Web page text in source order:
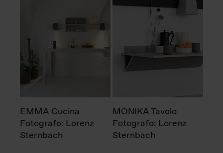
EMMA Cucina
Fotografo: Lorenz
Sternbach
MONIKA Tavolo
Fotografo: Lorenz
Sternbach